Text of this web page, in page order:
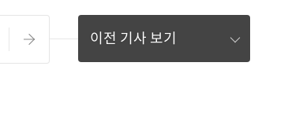
이전 기사 보기